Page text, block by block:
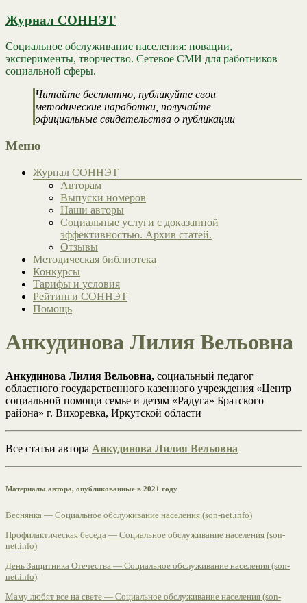
Журнал СОННЭТ
Социальное обслуживание населения: новации,
эксперименты, творчество. Сетевое СМИ для работников
социальной сферы.
Читайте бесплатно, публикуйте свои
методические наработки, получайте
официальные свидетельства о публикации
Меню
Журнал СОННЭТ
Авторам
Выпуски номеров
Наши авторы
Социальные услуги с доказанной
эффективностью. Архив статей.
Отзывы
Методическая библиотека
Конкурсы
Тарифы и условия
Рейтинги СОННЭТ
Помощь
Анкудинова Лилия Вельовна
Анкудинова Лилия Вельовна, социальный педагог
областного государственного казенного учреждения «Центр
социальной помощи семье и детям «Радуга» Братского
района» г. Вихоревка, Иркутской области
Все статьи автора Анкудинова Лилия Вельовна
Материалы автора, опубликованные в 2021 году
Веснянка — Социальное обслуживание населения (son-net.info)
Профилактическая беседа — Социальное обслуживание населения (son-
net.info)
День Защитника Отечества — Социальное обслуживание населения (son-
net.info)
Маму любят все на свете — Социальное обслуживание населения (son-